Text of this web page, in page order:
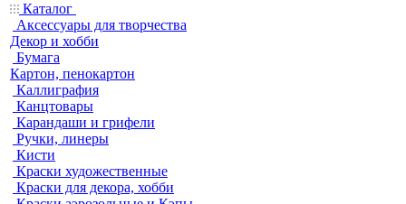
Каталог
Аксессуары для творчества
Декор и хобби
Бумага
Картон, пенокартон
Каллиграфия
Канцтовары
Карандаши и грифели
Ручки, линеры
Кисти
Краски художественные
Краски для декора, хобби